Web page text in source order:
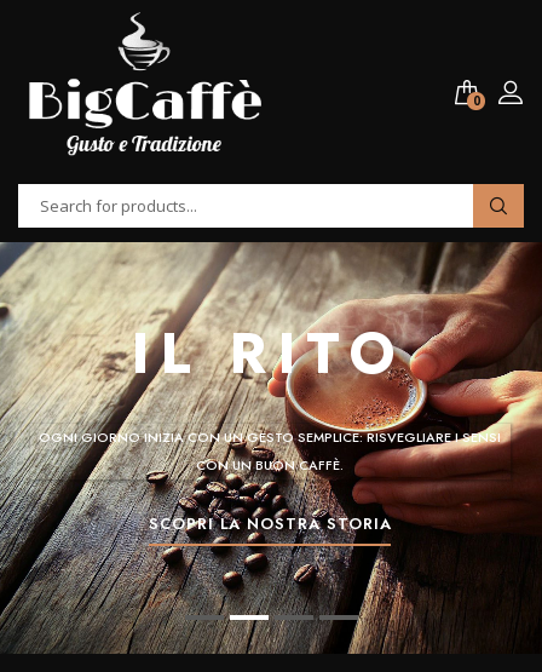
0
IL RITO
OGNI GIORNO INIZIA CON UN GESTO SEMPLICE: RISVEGLIARE I SENSI
CON UN BUON CAFFÈ.
SCOPRI LA NOSTRA STORIA